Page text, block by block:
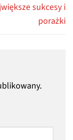
sukcesy i
porażki